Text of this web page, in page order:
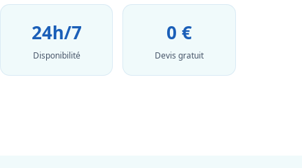
24h/7
Disponibilité
0 €
Devis gratuit